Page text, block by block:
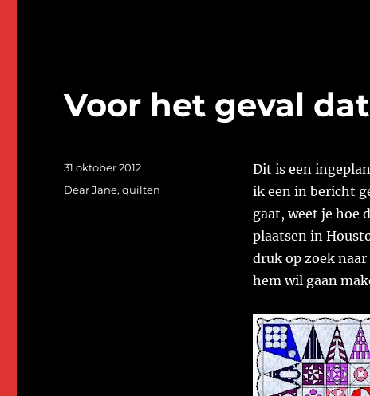
Voor het geval
Dit is een
ik een in bericht
gaat, weet je hoe
plaatsen in
druk op zoek naar
hem wil gaan
Geplaatst
op
31 oktober 2012
Categorieën
Dear Jane,quilten